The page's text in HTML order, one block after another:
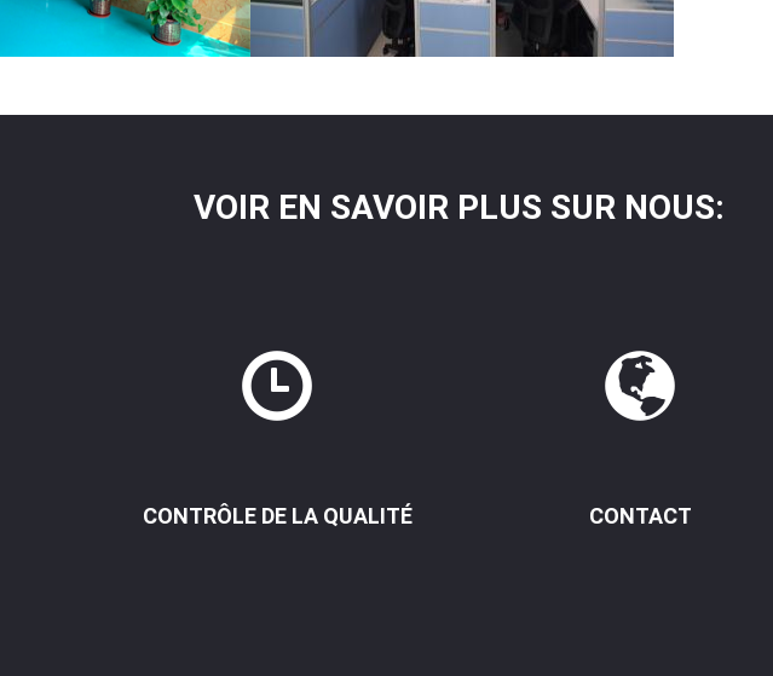
VOIR EN SAVOIR PLUS SUR NOUS:
CONTRÔLE DE LA QUALITÉ CONTACT